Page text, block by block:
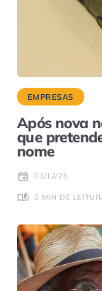
EMPRESAS
Após nova
que
nome
03/12/25
3 MIN DE